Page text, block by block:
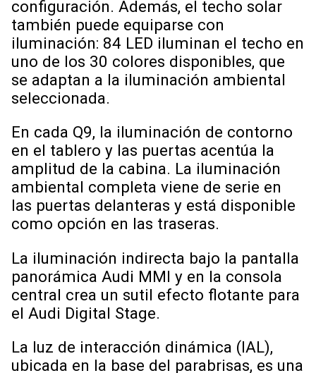
configuración. Además, el techo solar
también puede equiparse con
iluminación: 84 LED iluminan el techo en
uno de los 30 colores disponibles, que
se adaptan a la iluminación ambiental
seleccionada.
En cada Q9, la iluminación de contorno
en el tablero y las puertas acentúa la
amplitud de la cabina. La iluminación
ambiental completa viene de serie en
las puertas delanteras y está disponible
como opción en las traseras.
La iluminación indirecta bajo la pantalla
panorámica Audi MMI y en la consola
central crea un sutil efecto flotante para
el Audi Digital Stage.
La luz de interacción dinámica (IAL),
ubicada en la base del parabrisas, es una